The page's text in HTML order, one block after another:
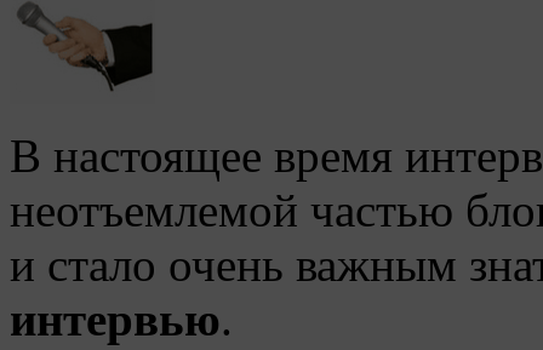
В настоящее время
неотъемлемой частью
и стало очень важным
интервью.